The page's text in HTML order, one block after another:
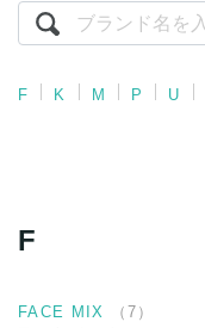
F K M P U
F
FACE MIX （7 ）